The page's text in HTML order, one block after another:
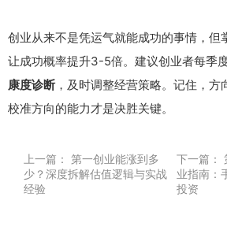
创业从来不是凭运气就能成功的事情，但
让成功概率提升3-5倍。建议创业者每季
康度诊断，及时调整经营策略。记住，方
校准方向的能力才是决胜关键。
上一篇： 第一创业能涨到多
少？深度拆解估值逻辑与实战
经验
下一篇：
业指南：
投资